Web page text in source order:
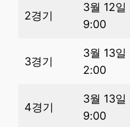
2경기
3월 12일
9:00
3경기
3월 13일
2:00
4경기
3월 13일
9:00